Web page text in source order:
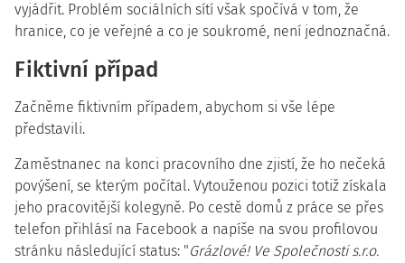
vyjádřit. Problém sociálních sítí však spočívá v tom, že
hranice, co je veřejné a co je soukromé, není jednoznačná.
Fiktivní případ
Začněme fiktivním případem, abychom si vše lépe
představili.
Zaměstnanec na konci pracovního dne zjistí, že ho nečeká
povýšení, se kterým počítal. Vytouženou pozici totiž získala
jeho pracovitější kolegyně. Po cestě domů z práce se přes
telefon přihlásí na Facebook a napíše na svou profilovou
stránku následující status: "Grázlové! Ve Společnosti s.r.o.